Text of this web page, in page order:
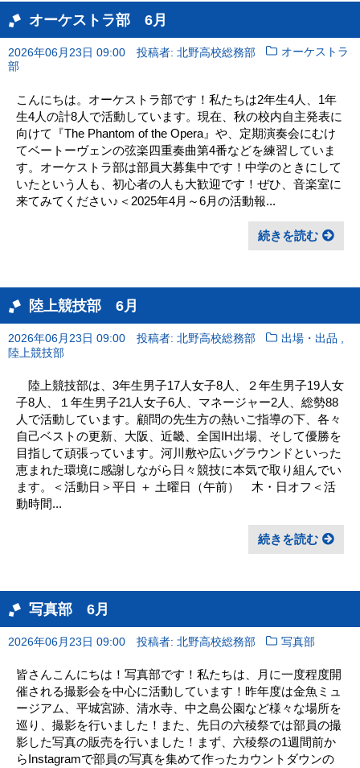
オーケストラ部 6月
2026年06月23日 09:00 投稿者: 北野高校総務部
オーケストラ
部
こんにちは。オーケストラ部です！私たちは2年生4人、1年
生4人の計8人で活動しています。現在、秋の校内自主発表に
向けて『The Phantom of the Opera』や、定期演奏会にむけ
てベートーヴェンの弦楽四重奏曲第4番などを練習していま
す。オーケストラ部は部員大募集中です！中学のときにして
いたという人も、初心者の人も大歓迎です！ぜひ、音楽室に
来てみてください♪＜2025年4月～6月の活動報...
続きを読む
陸上競技部 6月
2026年06月23日 09:00 投稿者: 北野高校総務部 出場・出品 ,
陸上競技部
陸上競技部は、3年生男子17人女子8人、２年生男子19人女
子8人、１年生男子21人女子6人、マネージャー2人、総勢88
人で活動しています。顧問の先生方の熱いご指導の下、各々
自己ベストの更新、大阪、近畿、全国IH出場、そして優勝を
目指して頑張っています。河川敷や広いグラウンドといった
恵まれた環境に感謝しながら日々競技に本気で取り組んでい
ます。＜活動日＞平日 ＋ 土曜日（午前） 木・日オフ＜活
動時間...
続きを読む
写真部 6月
2026年06月23日 09:00 投稿者: 北野高校総務部 写真部
皆さんこんにちは！写真部です！私たちは、月に一度程度開
催される撮影会を中心に活動しています！昨年度は金魚ミュ
ージアム、平城宮跡、清水寺、中之島公園など様々な場所を
巡り、撮影を行いました！また、先日の六稜祭では部員の撮
影した写真の販売を行いました！まず、六稜祭の1週間前か
らInstagramで部員の写真を集めて作ったカウントダウンの